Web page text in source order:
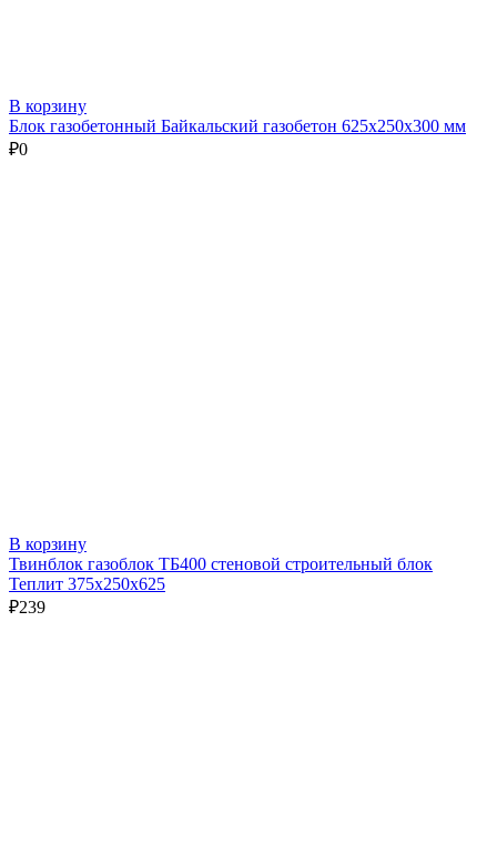
В корзину
Блок газобетонный Байкальский газобетон 625х250х300 мм
₽0
В корзину
Твинблок газоблок ТБ400 стеновой строительный блок
Теплит 375х250х625
₽239